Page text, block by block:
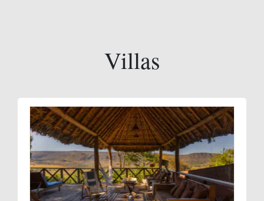
Villas